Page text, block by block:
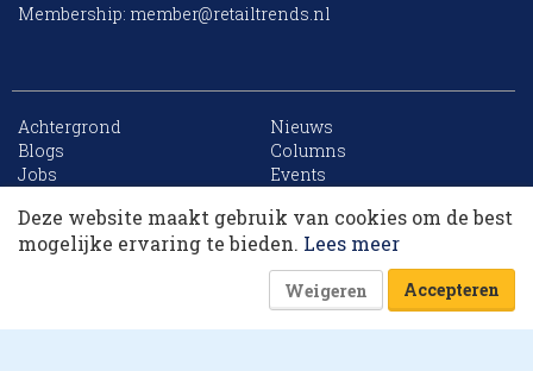
Dit artikel krijg je cadeau. Lees alles van
RetailTrends voor slechts € 10,- (eerste maand).
Of log in
Membership: member@retailtrends.nl
Achtergrond
Nieuws
Blogs
Columns
Jobs
Events
Archief
Sitemap
Website is powered by
Deze website maakt gebruik van cookies om de best
mogelijke ervaring te bieden. Lees meer
Weigeren Accepteren